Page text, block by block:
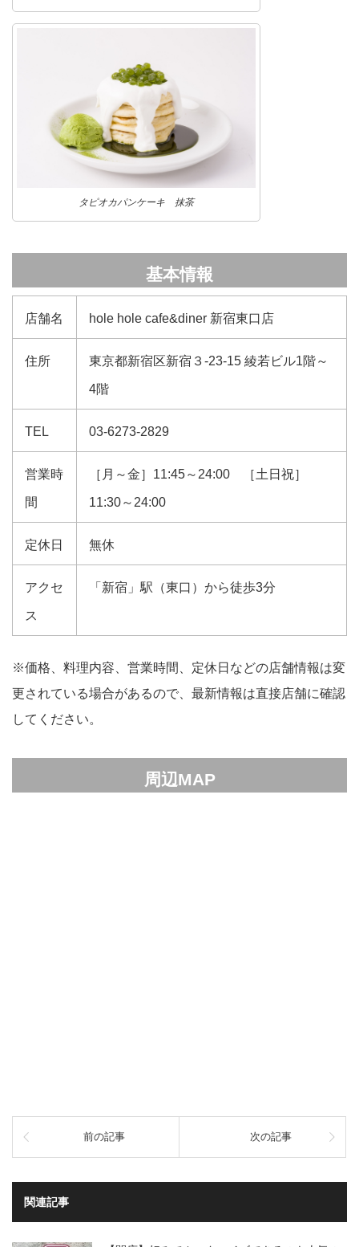
タピオカパンケーキ 抹茶
基本情報
店舗名 hole hole cafe&diner 新宿東口店
住所 東京都新宿区新宿３-23-15 綾若ビル1階～
4階
TEL 03-6273-2829
営業時
間
［月～金］11:45～24:00 ［土日祝］
11:30～24:00
定休日 無休
アクセ
ス
「新宿」駅（東口）から徒歩3分
※価格、料理内容、営業時間、定休日などの店舗情報は変
更されている場合があるので、最新情報は直接店舗に確認
してください。
周辺MAP
前の記事 次の記事
関連記事